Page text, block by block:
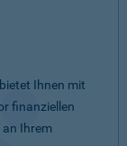
Ihnen mit
finanziellen
an Ihrem